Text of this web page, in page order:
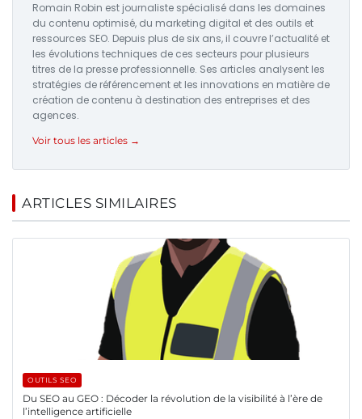
Romain Robin est journaliste spécialisé dans les domaines
du contenu optimisé, du marketing digital et des outils et
ressources SEO. Depuis plus de six ans, il couvre l’actualité et
les évolutions techniques de ces secteurs pour plusieurs
titres de la presse professionnelle. Ses articles analysent les
stratégies de référencement et les innovations en matière de
création de contenu à destination des entreprises et des
agences.
Voir tous les articles →
ARTICLES SIMILAIRES
OUTILS SEO
Du SEO au GEO : Décoder la révolution de la visibilité à l’ère de
l’intelligence artificielle